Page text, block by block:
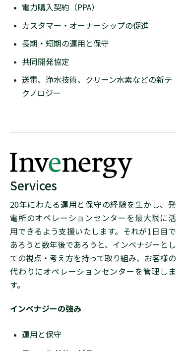
電力購入契約（PPA）
カスタマー・オーナーシップの促進
長期・短期の運用と保守
共同開発協定
送電、浄水技術、クリーン水素などの新テ
クノロジー
Services
20年にわたる運用と保守の経験を生かし、発
電所のオペレーションセンターを最大限に活
用できるよう支援いたします。それが1日目で
あろうと数年後であろうと、インベナジーとし
ての視点・考え方を持って取り組み、お客様の
代わりにオペレーションセンターを管理しま
す。
インベナジーの強み
運用と保守